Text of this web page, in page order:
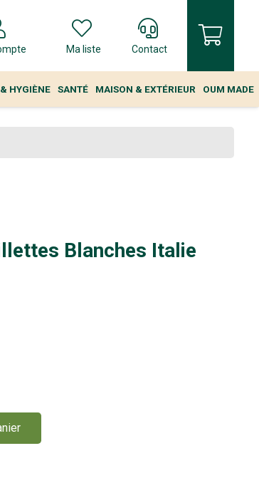
Ma liste Contact
HYGIÈNE SANTÉ MAISON & EXTÉRIEUR OUM MADE
Blanches Italie